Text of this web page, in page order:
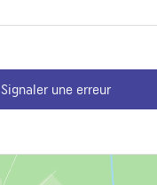
Signaler une erreur